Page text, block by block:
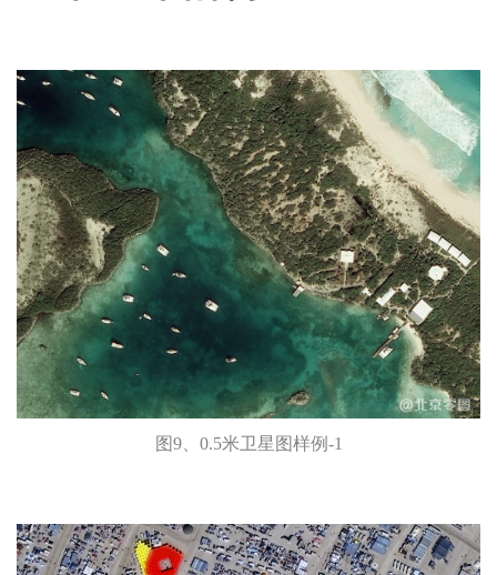
图9、0.5米卫星图样例-1